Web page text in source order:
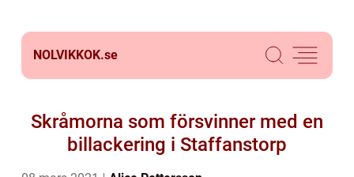
NOLVIKKOK.se
Skråmorna som försvinner med en
billackering i Staffanstorp